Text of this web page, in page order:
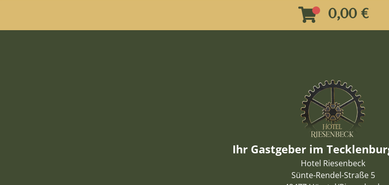
0,00 €
Ihr Gastgeber im
Hotel Riesenbeck
Sünte-Rendel-Straße 5